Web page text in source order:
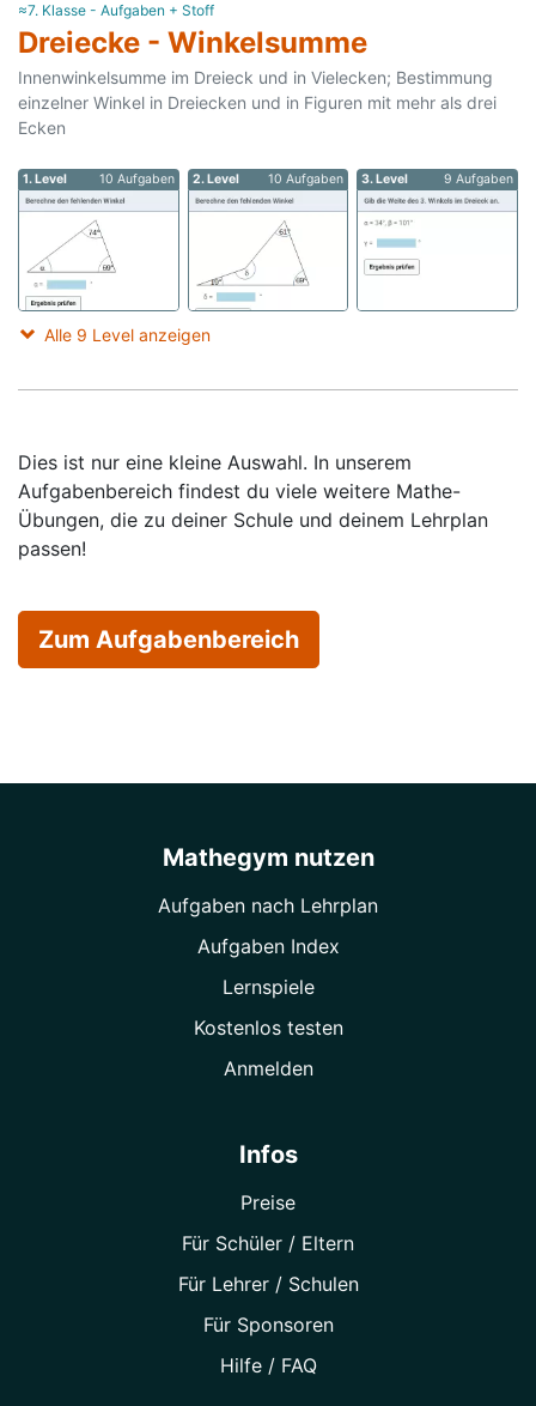
≈7. Klasse - Aufgaben + Stoff
Dreiecke - Winkelsumme
Innenwinkelsumme im Dreieck und in Vielecken; Bestimmung
einzelner Winkel in Dreiecken und in Figuren mit mehr als drei
Ecken
1. Level 10 Aufgaben 2. Level 10 Aufgaben 3. Level 9 Aufgaben
Alle 9 Level anzeigen
Dies ist nur eine kleine Auswahl. In unserem
Aufgabenbereich findest du viele weitere Mathe-
Übungen, die zu deiner Schule und deinem Lehrplan
passen!
Zum Aufgabenbereich
Mathegym nutzen
Aufgaben nach Lehrplan
Aufgaben Index
Lernspiele
Kostenlos testen
Anmelden
Infos
Preise
Für Schüler / Eltern
Für Lehrer / Schulen
Für Sponsoren
Hilfe / FAQ